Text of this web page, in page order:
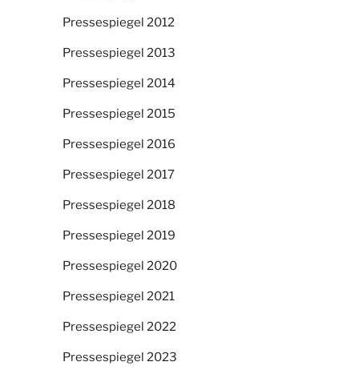
Pressespiegel 2012
Pressespiegel 2013
Pressespiegel 2014
Pressespiegel 2015
Pressespiegel 2016
Pressespiegel 2017
Pressespiegel 2018
Pressespiegel 2019
Pressespiegel 2020
Pressespiegel 2021
Pressespiegel 2022
Pressespiegel 2023